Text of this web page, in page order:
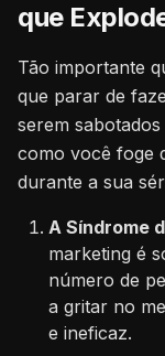
que
Tão importante
que parar de
serem
como você foge
durante a sua
A Síndrome
marketing é
número de
a gritar no
e ineficaz.